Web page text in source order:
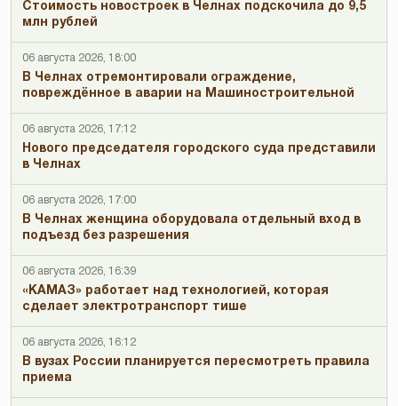
Стоимость новостроек в Челнах подскочила до 9,5
млн рублей
06 августа 2026, 18:00
В Челнах отремонтировали ограждение,
повреждённое в аварии на Машиностроительной
06 августа 2026, 17:12
Нового председателя городского суда представили
в Челнах
06 августа 2026, 17:00
В Челнах женщина оборудовала отдельный вход в
подъезд без разрешения
06 августа 2026, 16:39
«КАМАЗ» работает над технологией, которая
сделает электротранспорт тише
06 августа 2026, 16:12
В вузах России планируется пересмотреть правила
приема